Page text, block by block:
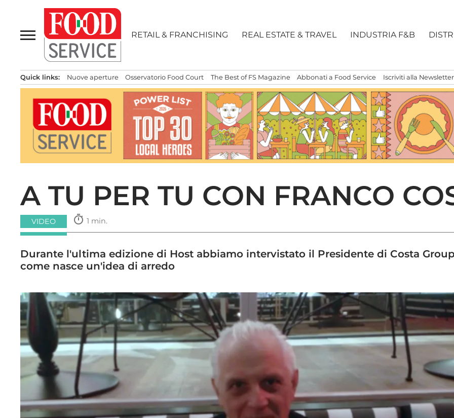
contenuto
RETAIL & FRANCHISING REAL ESTATE & TRAVEL INDUSTRIA F&B
Quick links: Nuove aperture Osservatorio Food Court The Best of FS Magazine Abbonati a Food Service Iscriviti alla Newsletter
A TU PER TU CON FRANCO
VIDEO timer 1 min.
Durante l'ultima edizione di Host abbiamo intervistato il Presidente di Costa
come nasce un'idea di arredo